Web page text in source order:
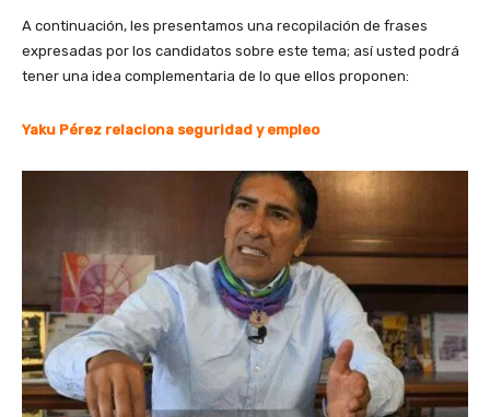
A continuación, les presentamos una recopilación de frases
expresadas por los candidatos sobre este tema; así usted podrá
tener una idea complementaria de lo que ellos proponen:
Yaku Pérez relaciona seguridad y empleo